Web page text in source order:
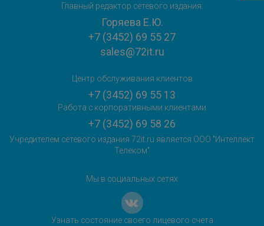
Главный редактор сетевого издания:
Горяева Е.Ю.
+7 (3452) 69 55 27
sales@72it.ru
Центр обслуживания клиентов
+7 (3452) 69 55 13
Работа с корпоративными клиентами
+7 (3452) 69 58 26
Учредителем сетевого издания 72it.ru является ООО "Интеллект
Телеком"
Мы в социальных сетях
Узнать состояние своего лицевого счета